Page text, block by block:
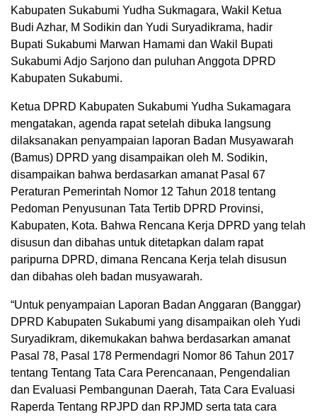
Kabupaten Sukabumi Yudha Sukmagara, Wakil Ketua
Budi Azhar, M Sodikin dan Yudi Suryadikrama, hadir
Bupati Sukabumi Marwan Hamami dan Wakil Bupati
Sukabumi Adjo Sarjono dan puluhan Anggota DPRD
Kabupaten Sukabumi.
Ketua DPRD Kabupaten Sukabumi Yudha Sukamagara
mengatakan, agenda rapat setelah dibuka langsung
dilaksanakan penyampaian laporan Badan Musyawarah
(Bamus) DPRD yang disampaikan oleh M. Sodikin,
disampaikan bahwa berdasarkan amanat Pasal 67
Peraturan Pemerintah Nomor 12 Tahun 2018 tentang
Pedoman Penyusunan Tata Tertib DPRD Provinsi,
Kabupaten, Kota. Bahwa Rencana Kerja DPRD yang telah
disusun dan dibahas untuk ditetapkan dalam rapat
paripurna DPRD, dimana Rencana Kerja telah disusun
dan dibahas oleh badan musyawarah.
“Untuk penyampaian Laporan Badan Anggaran (Banggar)
DPRD Kabupaten Sukabumi yang disampaikan oleh Yudi
Suryadikram, dikemukakan bahwa berdasarkan amanat
Pasal 78, Pasal 178 Permendagri Nomor 86 Tahun 2017
tentang Tentang Tata Cara Perencanaan, Pengendalian
dan Evaluasi Pembangunan Daerah, Tata Cara Evaluasi
Raperda Tentang RPJPD dan RPJMD serta tata cara